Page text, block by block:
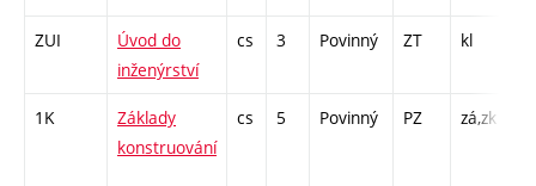
ZUI
Úvod do
inženýrství
cs 3 Povinný ZT kl
1K
Základy
konstruování
cs 5 Povinný PZ zá,zk